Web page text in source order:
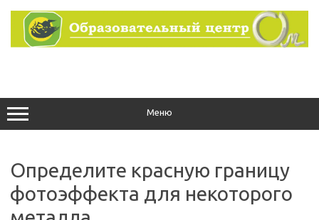
содержимому
Меню
Определите красную границу
фотоэффекта для некоторого